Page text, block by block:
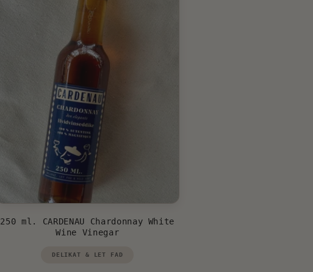
250 ml. CARDENAU Chardonnay White
Wine Vinegar
DELIKAT & LET FAD